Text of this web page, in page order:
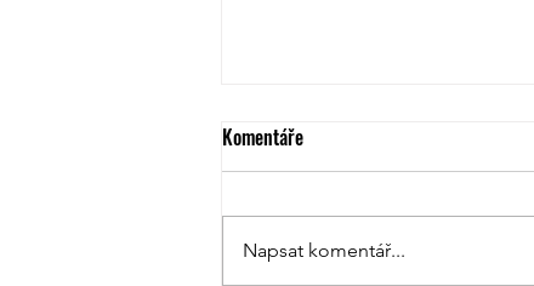
Komentáře
Napsat komentář...